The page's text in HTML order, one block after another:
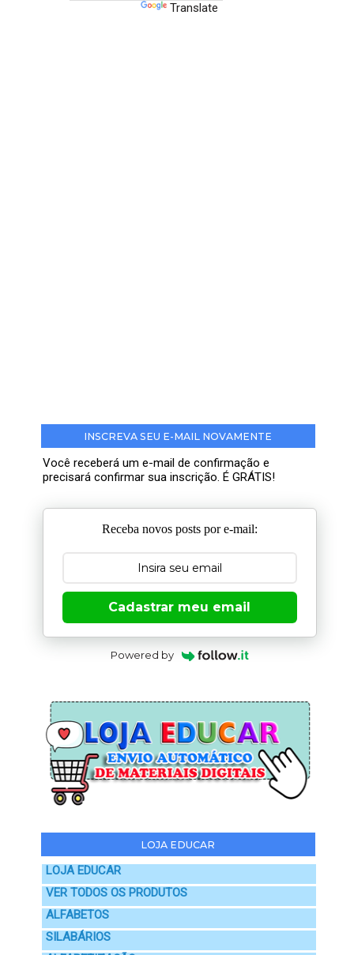
Translate
INSCREVA SEU E-MAIL NOVAMENTE
Você receberá um e-mail de confirmação e
precisará confirmar sua inscrição. É GRÁTIS!
Receba novos posts por e-mail:
Cadastrar meu email
Powered by
LOJA EDUCAR
LOJA EDUCAR
VER TODOS OS PRODUTOS
ALFABETOS
SILABÁRIOS